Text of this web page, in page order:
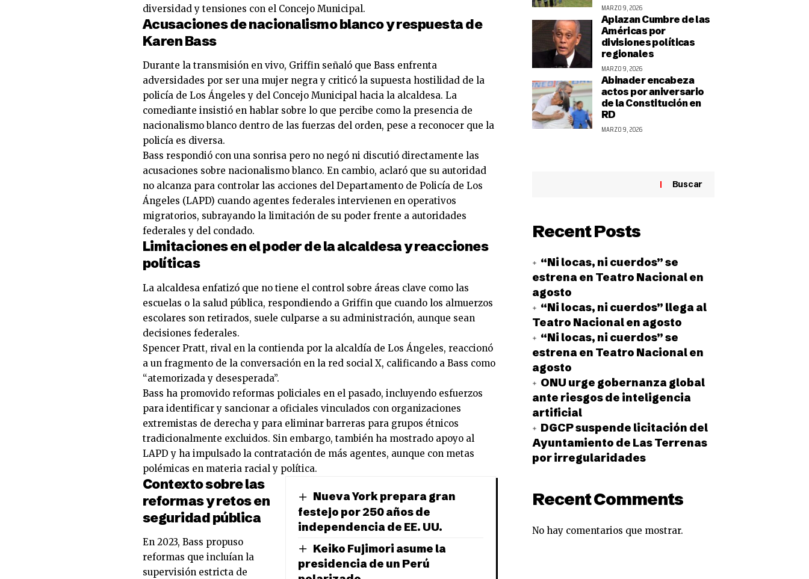
diversidad y tensiones con el Concejo Municipal.
Acusaciones de nacionalismo blanco y respuesta de
Karen Bass
Durante la transmisión en vivo, Griffin señaló que Bass enfrenta
adversidades por ser una mujer negra y criticó la supuesta hostilidad de la
policía de Los Ángeles y del Concejo Municipal hacia la alcaldesa. La
comediante insistió en hablar sobre lo que percibe como la presencia de
nacionalismo blanco dentro de las fuerzas del orden, pese a reconocer que la
policía es diversa.
Bass respondió con una sonrisa pero no negó ni discutió directamente las
acusaciones sobre nacionalismo blanco. En cambio, aclaró que su autoridad
no alcanza para controlar las acciones del Departamento de Policía de Los
Ángeles (LAPD) cuando agentes federales intervienen en operativos
migratorios, subrayando la limitación de su poder frente a autoridades
federales y del condado.
Limitaciones en el poder de la alcaldesa y reacciones
políticas
La alcaldesa enfatizó que no tiene el control sobre áreas clave como las
escuelas o la salud pública, respondiendo a Griffin que cuando los almuerzos
escolares son retirados, suele culparse a su administración, aunque sean
decisiones federales.
Spencer Pratt, rival en la contienda por la alcaldía de Los Ángeles, reaccionó
a un fragmento de la conversación en la red social X, calificando a Bass como
“atemorizada y desesperada”.
Bass ha promovido reformas policiales en el pasado, incluyendo esfuerzos
para identificar y sancionar a oficiales vinculados con organizaciones
extremistas de derecha y para eliminar barreras para grupos étnicos
tradicionalmente excluidos. Sin embargo, también ha mostrado apoyo al
LAPD y ha impulsado la contratación de más agentes, aunque con metas
polémicas en materia racial y política.
Nueva York prepara gran
festejo por 250 años de
independencia de EE. UU.
Keiko Fujimori asume la
presidencia de un Perú
Contexto sobre las
reformas y retos en
seguridad pública
En 2023, Bass propuso
reformas que incluían la
supervisión estricta de
MARZO 9, 2026
Aplazan Cumbre de las
Américas por
divisiones políticas
regionales
MARZO 9, 2026
Abinader encabeza
actos por aniversario
de la Constitución en
RD
MARZO 9, 2026
Buscar
Recent Posts
“Ni locas, ni cuerdos” se
estrena en Teatro Nacional en
agosto
“Ni locas, ni cuerdos” llega al
Teatro Nacional en agosto
“Ni locas, ni cuerdos” se
estrena en Teatro Nacional en
agosto
ONU urge gobernanza global
ante riesgos de inteligencia
artificial
DGCP suspende licitación del
Ayuntamiento de Las Terrenas
por irregularidades
Recent Comments
No hay comentarios que mostrar.